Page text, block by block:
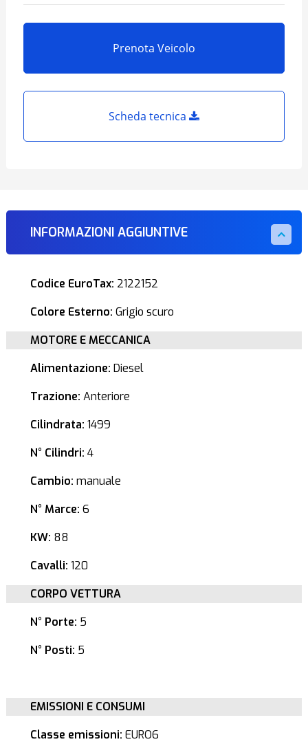
Prenota Veicolo
Scheda tecnica
INFORMAZIONI AGGIUNTIVE
Codice EuroTax: 2122152
Colore Esterno: Grigio scuro
MOTORE E MECCANICA
Alimentazione: Diesel
Trazione: Anteriore
Cilindrata: 1499
N° Cilindri: 4
Cambio: manuale
N° Marce: 6
KW: 88
Cavalli: 120
CORPO VETTURA
N° Porte: 5
N° Posti: 5
EMISSIONI E CONSUMI
Classe emissioni: EURO6